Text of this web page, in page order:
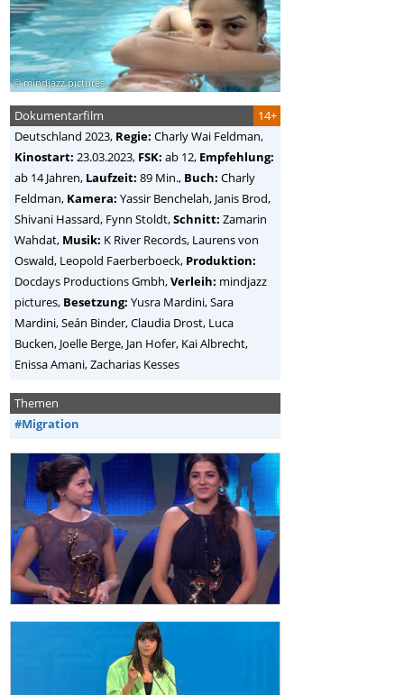
© mindjazz pictures
14+
Dokumentarfilm
Deutschland 2023, Regie: Charly Wai Feldman,
Kinostart: 23.03.2023, FSK: ab 12, Empfehlung:
ab 14 Jahren, Laufzeit: 89 Min., Buch: Charly
Feldman, Kamera: Yassir Benchelah, Janis Brod,
Shivani Hassard, Fynn Stoldt,Schnitt: Zamarin
Wahdat, Musik: K River Records, Laurens von
Oswald, Leopold Faerberboeck, Produktion:
Docdays Productions Gmbh,Verleih: mindjazz
pictures, Besetzung: Yusra Mardini, Sara
Mardini, Seán Binder, Claudia Drost, Luca
Bucken, Joelle Berge, Jan Hofer, Kai Albrecht,
Enissa Amani, Zacharias Kesses
Themen
#Migration